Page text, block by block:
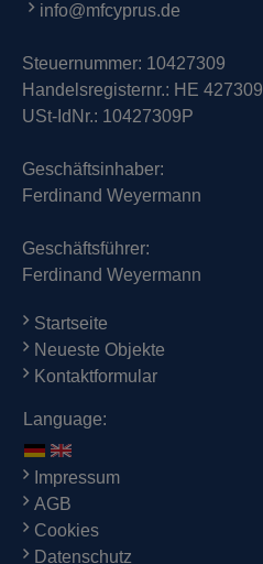
info@mfcyprus.de
Steuernummer: 10427309
Handelsregisternr.: HE 427309
USt-IdNr.: 10427309P
Geschäftsinhaber:
Ferdinand Weyermann
Geschäftsführer:
Ferdinand Weyermann
Startseite
Neueste Objekte
Kontaktformular
Language:
Impressum
AGB
Cookies
Datenschutz